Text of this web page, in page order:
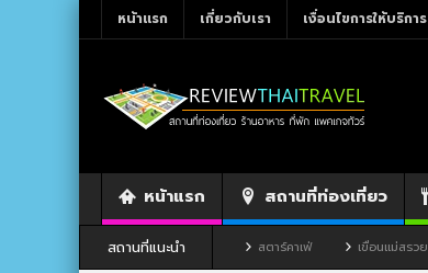
หน้าแรก เกี่ยวกับเรา เงื่อนไขการให้บริการ
หน้าแรก สถานที่ท่องเที่ยว
สถานที่แนะนำ
ร้านอาหาร By แม่แฝด สตาร์คาเฟ่ เขื่อนแม่สรวย